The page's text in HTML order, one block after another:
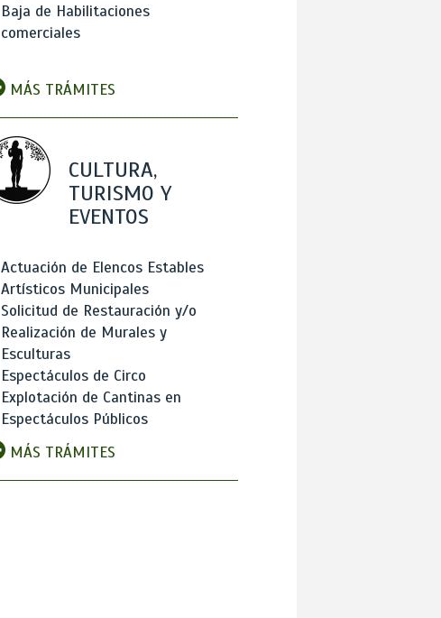
Baja de Habilitaciones
comerciales
MÁS TRÁMITES
CULTURA,
TURISMO Y
EVENTOS
Actuación de Elencos Estables
Artísticos Municipales
Solicitud de Restauración y/o
Realización de Murales y
Esculturas
Espectáculos de Circo
Explotación de Cantinas en
Espectáculos Públicos
MÁS TRÁMITES